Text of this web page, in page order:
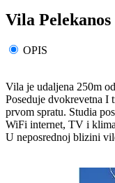
Vila
OPIS
Vila je udaljena 250m
Poseduje dvokrevetna I
prvom spratu. Studia
WiFi internet, TV i
U neposrednoj blizini